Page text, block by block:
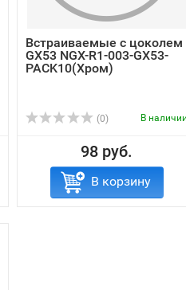
Встраиваемые с цоколем
GX53 NGX-R1-003-GX53-
PACK10(Хром)
(0) В наличии
98 руб.
В корзину